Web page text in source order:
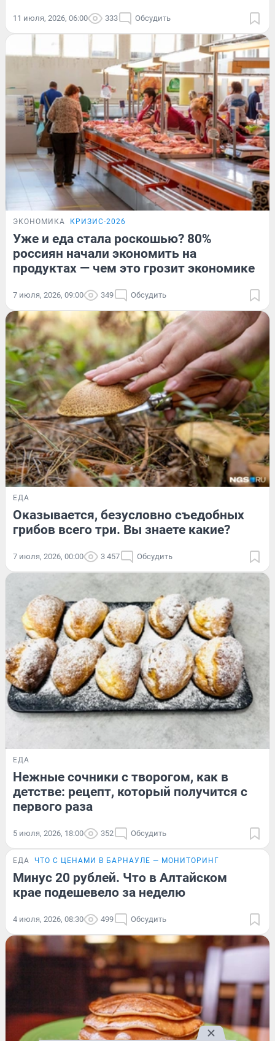
11 июля, 2026, 06:00 333 Обсудить
ЭКОНОМИКА КРИЗИС-2026
Уже и еда стала роскошью? 80%
россиян начали экономить на
продуктах — чем это грозит экономике
7 июля, 2026, 09:00 349 Обсудить
ЕДА
Оказывается, безусловно съедобных
грибов всего три. Вы знаете какие?
7 июля, 2026, 00:00 3 457 Обсудить
ЕДА
Нежные сочники с творогом, как в
детстве: рецепт, который получится с
первого раза
5 июля, 2026, 18:00 352 Обсудить
ЕДА ЧТО С ЦЕНАМИ В БАРНАУЛЕ — МОНИТОРИНГ
Минус 20 рублей. Что в Алтайском
крае подешевело за неделю
4 июля, 2026, 08:30 499 Обсудить